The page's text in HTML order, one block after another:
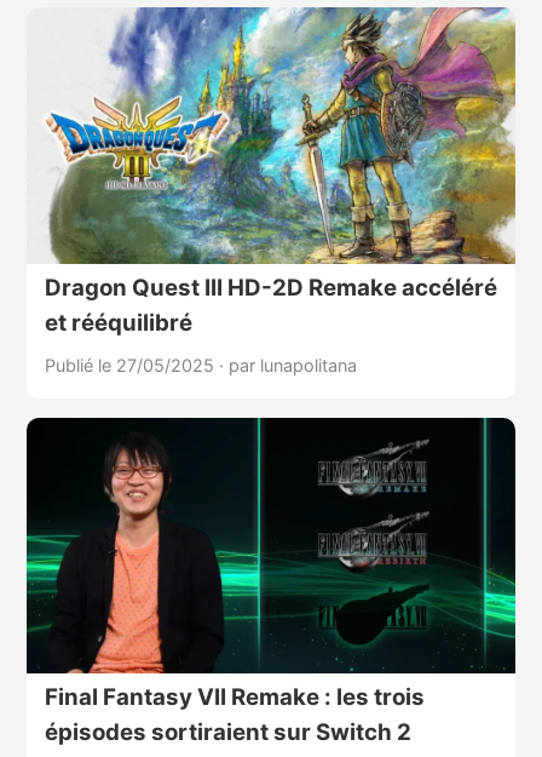
Dragon Quest III HD-2D Remake accéléré
et rééquilibré
Publié le 27/05/2025 · par lunapolitana
Final Fantasy VII Remake : les trois
épisodes sortiraient sur Switch 2